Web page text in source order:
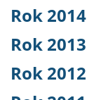
Rok 2014
Rok 2013
Rok 2012